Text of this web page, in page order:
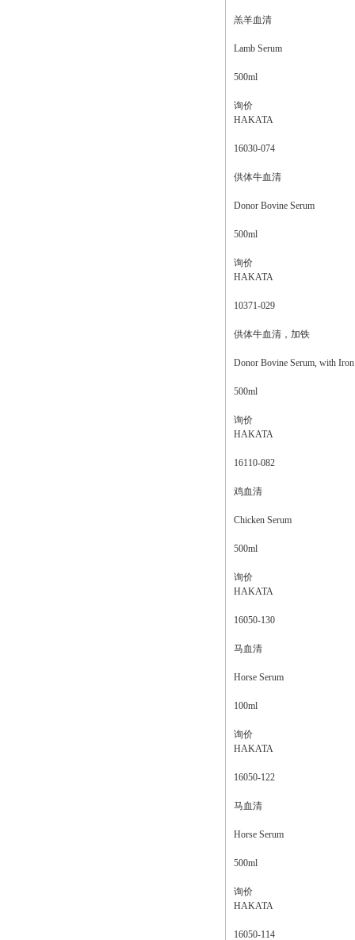
羔羊血清
Lamb Serum
500ml
询价
HAKATA
16030-074
供体牛血清
Donor Bovine Serum
500ml
询价
HAKATA
10371-029
供体牛血清，加铁
Donor Bovine Serum, with Iron
500ml
询价
HAKATA
16110-082
鸡血清
Chicken Serum
500ml
询价
HAKATA
16050-130
马血清
Horse Serum
100ml
询价
HAKATA
16050-122
马血清
Horse Serum
500ml
询价
HAKATA
16050-114